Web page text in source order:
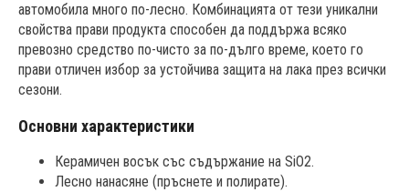
автомобила много по-лесно. Комбинацията от тези уникални
свойства прави продукта способeн да поддържа всяко
превозно средство по-чисто за по-дълго време, което го
прави отличен избор за устойчива защита на лака през всички
сезони.
Основни характеристики
Керамичен восък със съдържание на SiO2.
Лесно нанасяне (пръснете и полирате).